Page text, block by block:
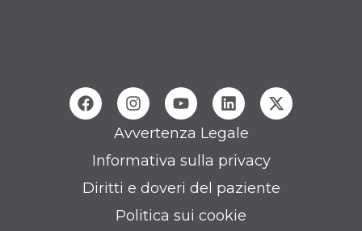
Avvertenza Legale
Informativa sulla privacy
Diritti e doveri del paziente
Politica sui cookie